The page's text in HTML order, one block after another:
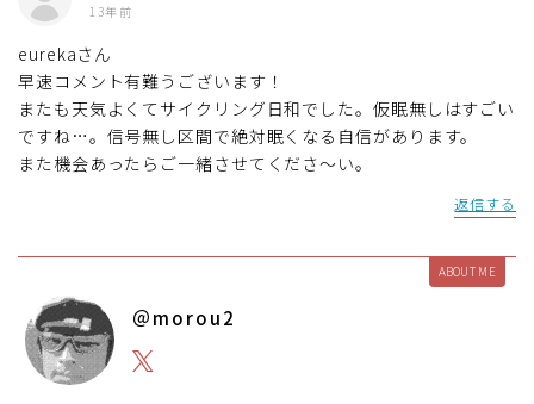
13年前
eurekaさん
早速コメント有難うございます！
またも天気よくてサイクリング日和でした。仮眠無しはすごい
ですね…。信号無し区間で絶対眠くなる自信があります。
また機会あったらご一緒させてくださ～い。
返信する
ABOUT ME
＠morou2